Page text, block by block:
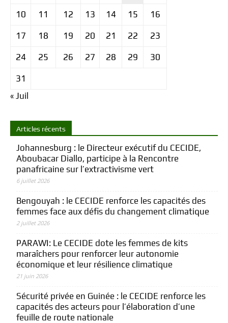
10 11 12 13 14 15 16
17 18 19 20 21 22 23
24 25 26 27 28 29 30
31
« Juil
Articles récents
Johannesburg : le Directeur exécutif du CECIDE,
Aboubacar Diallo, participe à la Rencontre
panafricaine sur l’extractivisme vert
6 juillet 2026
Bengouyah : le CECIDE renforce les capacités des
femmes face aux défis du changement climatique
2 juillet 2026
PARAWI: Le CECIDE dote les femmes de kits
maraîchers pour renforcer leur autonomie
économique et leur résilience climatique
21 juin 2026
Sécurité privée en Guinée : le CECIDE renforce les
capacités des acteurs pour l’élaboration d’une
feuille de route nationale